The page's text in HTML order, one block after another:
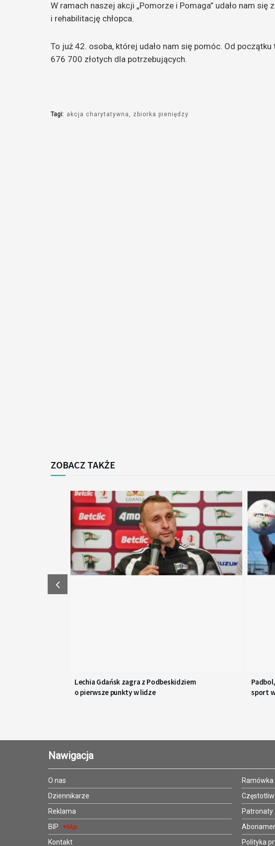
W ramach naszej akcji „Pomorze i Pomaga” udało nam się
i rehabilitację chłopca.
To już 42. osoba, której udało nam się pomóc. Od
676 700 złotych dla potrzebujących.
Tagi: akcja charytatywna zbiorka pieniędzy
ZOBACZ TAKŻE
Lechia Gdańsk zagra z Podbeskidziem
o pierwsze punkty w lidze
sport
Nawigacja
O nas
Dziennikarze
Reklama
BIP
Kontakt
Ramówka
Patronaty
Polityka